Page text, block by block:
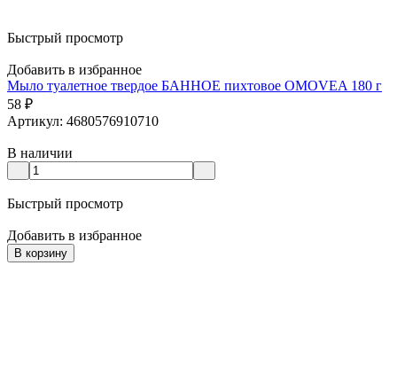
Быстрый просмотр
Добавить в избранное
Мыло туалетное твердое БАННОЕ пихтовое OMOVEA 180 г
58 ₽
Артикул: 4680576910710
В наличии
Быстрый просмотр
Добавить в избранное
В корзину